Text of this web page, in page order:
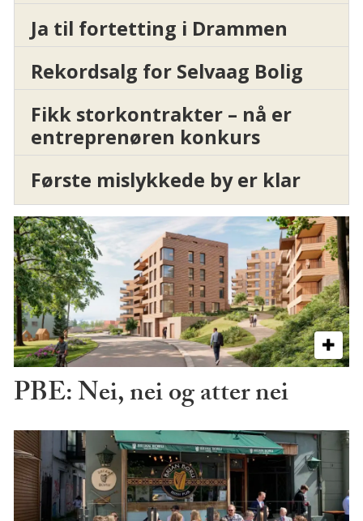
Ja til fortetting i Drammen
Rekordsalg for Selvaag Bolig
Fikk storkontrakter – nå er
entreprenøren konkurs
Første mislykkede by er klar
PBE: Nei, nei og atter nei